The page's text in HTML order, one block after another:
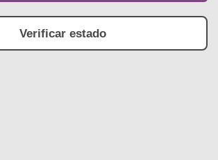
Verificar estado